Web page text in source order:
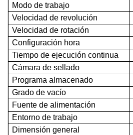
Modo de trabajo
Velocidad de revolución
Velocidad de rotación
Configuración hora
Tiempo de ejecución continua
Cámara de sellado
Programa almacenado
Grado de vacío
Fuente de alimentación
Entorno de trabajo
Dimensión general